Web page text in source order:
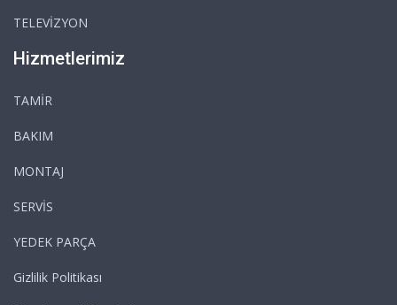
TELEVİZYON
Hizmetlerimiz
TAMİR
BAKIM
MONTAJ
SERVİS
YEDEK PARÇA
Gizlilik Politikası